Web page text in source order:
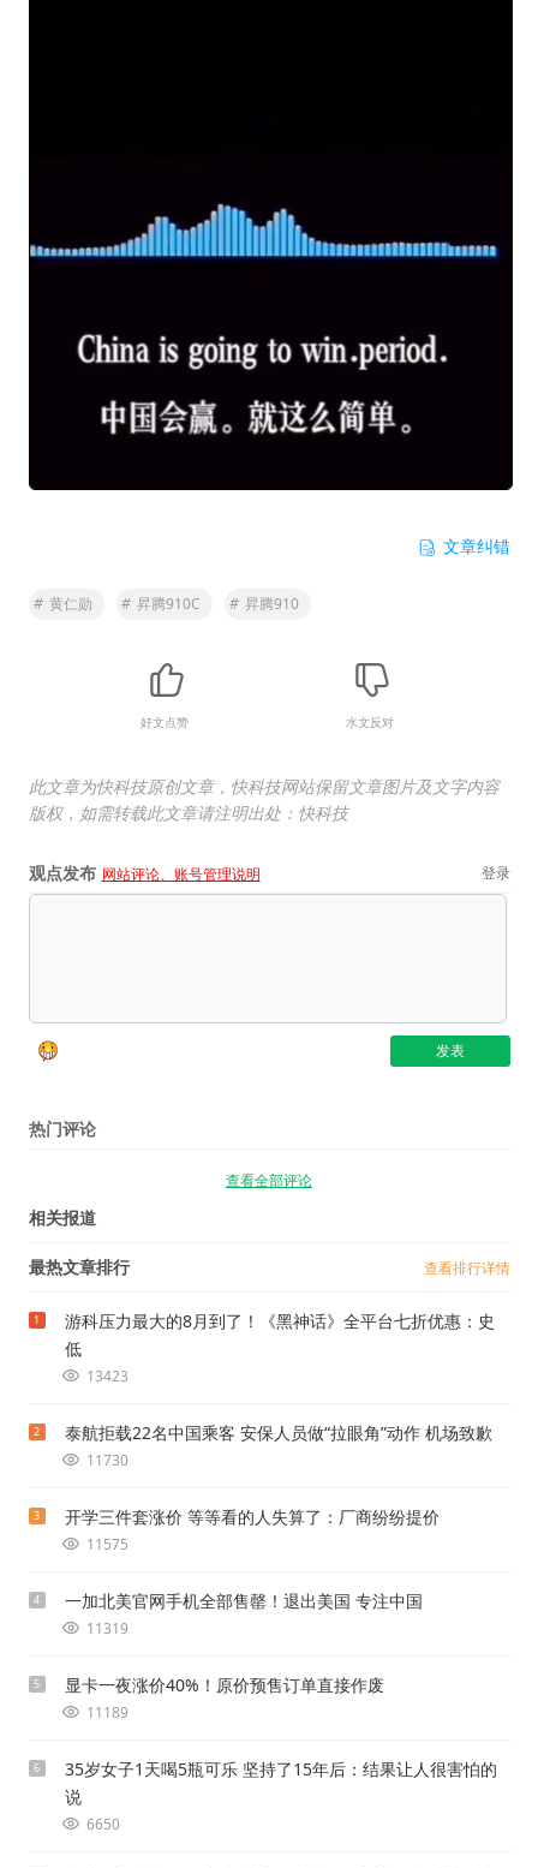
文章纠错
# 黄仁勋 # 昇腾910C # 昇腾910
好文点赞 水文反对
此文章为快科技原创文章，快科技网站保留文章图片及文字内容
版权，如需转载此文章请注明出处：快科技
观点发布 网站评论、账号管理说明 登录
热门评论
查看全部评论
相关报道
最热文章排行 查看排行详情
1
游科压力最大的8月到了！《黑神话》全平台七折优惠：史
低
13423
2 泰航拒载22名中国乘客 安保人员做“拉眼角”动作 机场致歉
11730
3 开学三件套涨价 等等看的人失算了：厂商纷纷提价
11575
4 一加北美官网手机全部售罄！退出美国 专注中国
11319
5 显卡一夜涨价40%！原价预售订单直接作废
11189
6
35岁女子1天喝5瓶可乐 坚持了15年后：结果让人很害怕的
说
6650